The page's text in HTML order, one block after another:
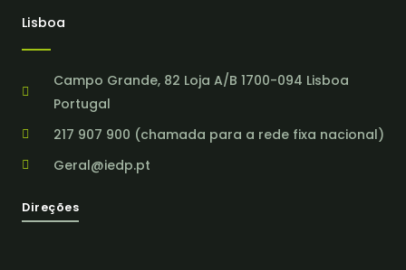
Lisboa
Campo Grande, 82 Loja A/B 1700-094 Lisboa
Portugal
217 907 900 (chamada para a rede fixa nacional)
Geral@iedp.pt
Direções